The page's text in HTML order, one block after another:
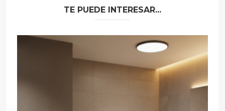
TE PUEDE INTERESAR...